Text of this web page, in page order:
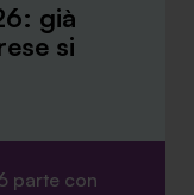
già
si
parte con